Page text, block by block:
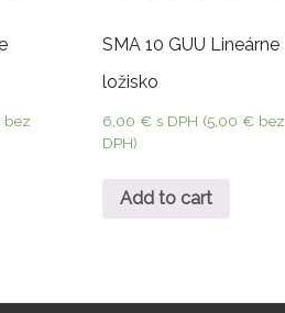
bez
SMA 10 GUU Lineárne
ložisko
6,00 € s DPH (5,00 €bez
DPH)
Add to cart